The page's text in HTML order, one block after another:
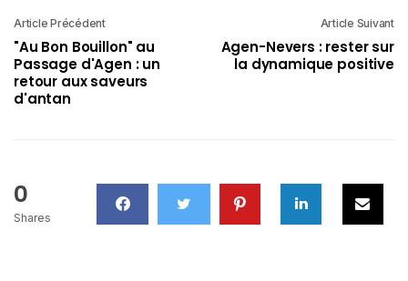
Article Précédent
"Au Bon Bouillon" au
Passage d'Agen : un
retour aux saveurs
d'antan
Article Suivant
Agen-Nevers : rester sur
la dynamique positive
0
Shares